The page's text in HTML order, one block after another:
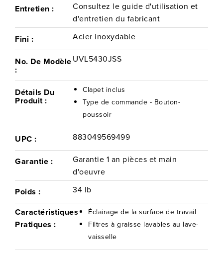
Entretien :
Consultez le guide d'utilisation et
d'entretien du fabricant
Fini :
Acier inoxydable
No. De Modèle
:
UVL5430JSS
Détails Du
Produit :
Clapet inclus
Type de commande - Bouton-
poussoir
UPC : 883049569499
Garantie :
Garantie 1 an pièces et main
d'oeuvre
Poids :
34 lb
Caractéristiques
Pratiques :
Éclairage de la surface de travail
Filtres à graisse lavables au lave-
vaisselle